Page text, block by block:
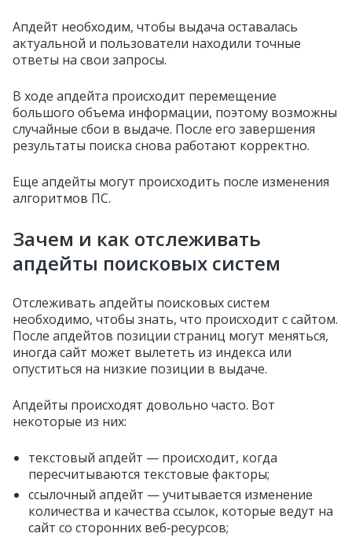
Апдейт необходим, чтобы выдача оставалась
актуальной и пользователи находили точные
ответы на свои запросы.
В ходе апдейта происходит перемещение
большого объема информации, поэтому возможны
случайные сбои в выдаче. После его завершения
результаты поиска снова работают корректно.
Еще апдейты могут происходить после изменения
алгоритмов ПС.
Зачем и как отслеживать
апдейты поисковых систем
Отслеживать апдейты поисковых систем
необходимо, чтобы знать, что происходит с сайтом.
После апдейтов позиции страниц могут меняться,
иногда сайт может вылететь из индекса или
опуститься на низкие позиции в выдаче.
Апдейты происходят довольно часто. Вот
некоторые из них:
текстовый апдейт — происходит, когда
пересчитываются текстовые факторы;
ссылочный апдейт — учитывается изменение
количества и качества ссылок, которые ведут на
сайт со сторонних веб‑ресурсов;